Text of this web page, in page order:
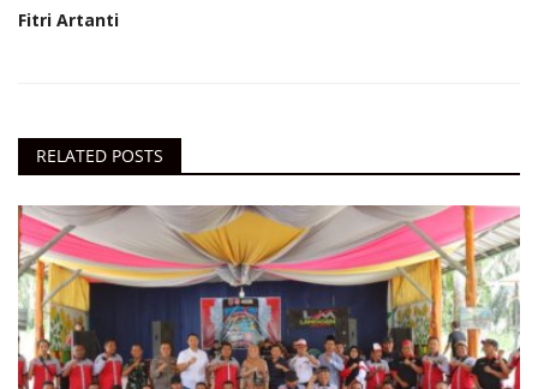
Fitri Artanti
RELATED POSTS